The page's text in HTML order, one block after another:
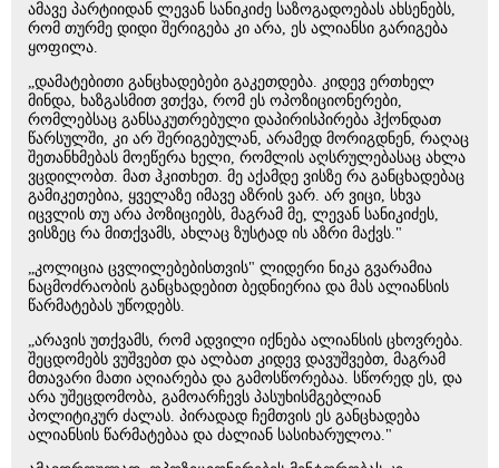
ამავე პარტიიდან ლევან სანიკიძე საზოგადოებას ახსენებს,
რომ თურმე დიდი შერიგება კი არა, ეს ალიანსი გარიგება
ყოფილა.
„დამატებითი განცხადებები გაკეთდება. კიდევ ერთხელ
მინდა, ხაზგასმით ვთქვა, რომ ეს ოპოზიციონერები,
რომლებსაც განსაკუთრებული დაპირისპირება ჰქონდათ
წარსულში, კი არ შერიგებულან, არამედ მორიგდნენ, რაღაც
შეთანხმებას მოეწერა ხელი, რომლის აღსრულებასაც ახლა
ვცდილობთ. მათ ჰკითხეთ. მე აქამდე ვისზე რა განცხადებაც
გამიკეთებია, ყველაზე იმავე აზრის ვარ. არ ვიცი, სხვა
იცვლის თუ არა პოზიციებს, მაგრამ მე, ლევან სანიკიძეს,
ვისზეც რა მითქვამს, ახლაც ზუსტად ის აზრი მაქვს."
„კოლიცია ცვლილებებისთვის" ლიდერი ნიკა გვარამია
ნაცმოძრაობის განცხადებით ბედნიერია და მას ალიანსის
წარმატებას უწოდებს.
„არავის უთქვამს, რომ ადვილი იქნება ალიანსის ცხოვრება.
შეცდომებს ვუშვებთ და ალბათ კიდევ დავუშვებთ, მაგრამ
მთავარი მათი აღიარება და გამოსწორებაა. სწორედ ეს, და
არა უშეცდომობა, გამოარჩევს პასუხისმგებლიან
პოლიტიკურ ძალას. პირადად ჩემთვის ეს განცხადება
ალიანსის წარმატებაა და ძალიან სასიხარულოა."